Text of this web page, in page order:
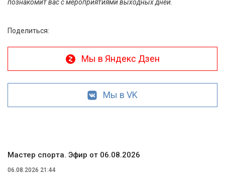
познакомит вас с мероприятиями выходных дней.
Поделиться:
Мы в Яндекс Дзен
Мы в VK
Мастер спорта. Эфир от 06.08.2026
06.08.2026 21:44